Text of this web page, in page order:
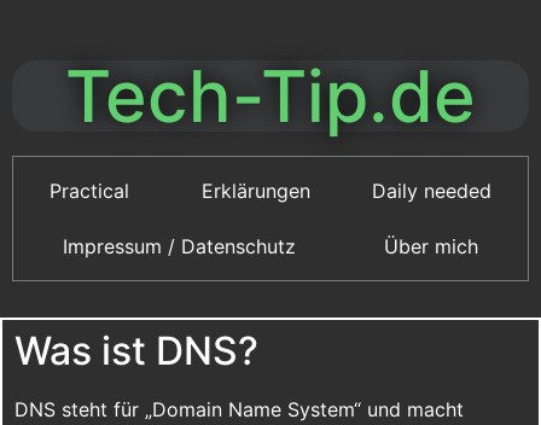
Tech-Tip.de
Practical Erklärungen Daily needed
Impressum / Datenschutz Über mich
Was ist DNS?
DNS steht für „Domain Name System“ und macht